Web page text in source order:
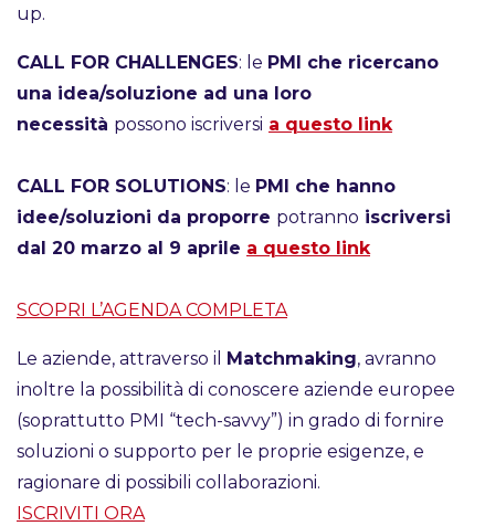
up.
CALL FOR CHALLENGES: le PMI che ricercano
una idea/soluzione ad una loro
necessità possono iscriversi a questo link
CALL FOR SOLUTIONS: le PMI che hanno
idee/soluzioni da proporre potranno iscriversi
dal 20 marzo al 9 aprile a questo link
SCOPRI L’AGENDA COMPLETA
Le aziende, attraverso il Matchmaking, avranno
inoltre la possibilità di conoscere aziende europee
(soprattutto PMI “tech-savvy”) in grado di fornire
soluzioni o supporto per le proprie esigenze, e
ragionare di possibili collaborazioni.
ISCRIVITI ORA